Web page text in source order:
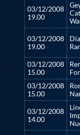
03/12/2008
19.00
03/12/2008
19.00
03/12/2008
15.00
03/12/2008
15.00
03/12/2008
14.00